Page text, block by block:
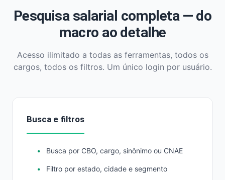
Pesquisa salarial completa — do
macro ao detalhe
Acesso ilimitado a todas as ferramentas, todos os
cargos, todos os filtros. Um único login por usuário.
Busca e filtros
Busca por CBO, cargo, sinônimo ou CNAE
Filtro por estado, cidade e segmento